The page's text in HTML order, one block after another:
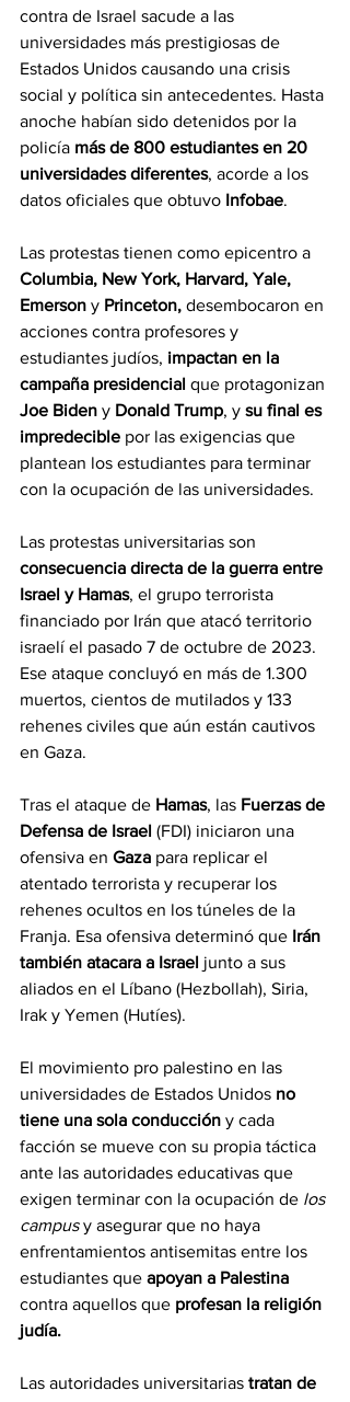
contra de Israel sacude a las
universidades más prestigiosas de
Estados Unidos causando una crisis
social y política sin antecedentes. Hasta
anoche habían sido detenidos por la
policía más de 800 estudiantes en 20
universidades diferentes, acorde a los
datos oficiales que obtuvo Infobae.
Las protestas tienen como epicentro a
Columbia, New York, Harvard, Yale,
Emerson y Princeton, desembocaron en
acciones contra profesores y
estudiantes judíos, impactan en la
campaña presidencial que protagonizan
Joe Biden y Donald Trump, y su final es
impredecible por las exigencias que
plantean los estudiantes para terminar
con la ocupación de las universidades.
Las protestas universitarias son
consecuencia directa de la guerra entre
Israel y Hamas, el grupo terrorista
financiado por Irán que atacó territorio
israelí el pasado 7 de octubre de 2023.
Ese ataque concluyó en más de 1.300
muertos, cientos de mutilados y 133
rehenes civiles que aún están cautivos
en Gaza.
Tras el ataque de Hamas, las Fuerzas de
Defensa de Israel (FDI) iniciaron una
ofensiva en Gaza para replicar el
atentado terrorista y recuperar los
rehenes ocultos en los túneles de la
Franja. Esa ofensiva determinó que Irán
también atacara a Israel junto a sus
aliados en el Líbano (Hezbollah), Siria,
Irak y Yemen (Hutíes).
El movimiento pro palestino en las
universidades de Estados Unidos no
tiene una sola conducción y cada
facción se mueve con su propia táctica
ante las autoridades educativas que
exigen terminar con la ocupación de los
campus y asegurar que no haya
enfrentamientos antisemitas entre los
estudiantes que apoyan a Palestina
contra aquellos que profesan la religión
judía.
Las autoridades universitarias tratan de